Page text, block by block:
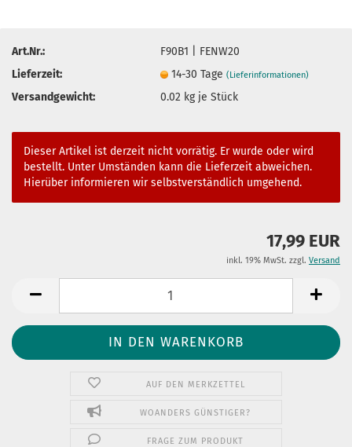
Art.Nr.:
F90B1 | FENW20
Lieferzeit:
14-30 Tage(Lieferinformationen)
Versandgewicht: 0.02 kg je Stück
Dieser Artikel ist derzeit nicht vorrätig. Er wurde oder wird
bestellt. Unter Umständen kann die Lieferzeit abweichen.
Hierüber informieren wir selbstverständlich umgehend.
17,99 EUR
inkl. 19% MwSt. zzgl. Versand
AUF DEN MERKZETTEL
WOANDERS GÜNSTIGER?
FRAGE ZUM PRODUKT